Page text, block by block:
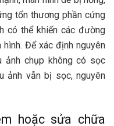
tổn thương phần cứng
có thể khiến các đường
Để xác định nguyên
ảnh chụp không có sọc
ảnh vẫn bị sọc, nguyên
hoặc sửa chữa